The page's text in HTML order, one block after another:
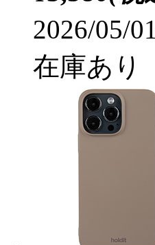
2026/05/
在庫あり